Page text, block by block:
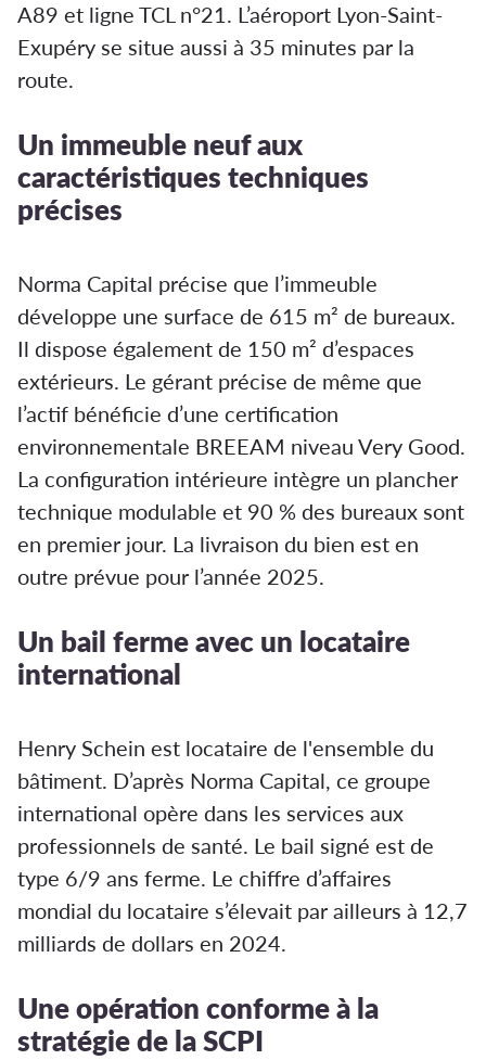
A89 et ligne TCL n°21. L’aéroport Lyon-Saint-
Exupéry se situe aussi à 35 minutes par la
route.
Un immeuble neuf aux
caractéristiques techniques
précises
Norma Capital précise que l’immeuble
développe une surface de 615 m² de bureaux.
Il dispose également de 150 m² d’espaces
extérieurs. Le gérant précise de même que
l’actif bénéficie d’une certification
environnementale BREEAM niveau Very Good.
La configuration intérieure intègre un plancher
technique modulable et 90 % des bureaux sont
en premier jour. La livraison du bien est en
outre prévue pour l’année 2025.
Un bail ferme avec un locataire
international
Henry Schein est locataire de l'ensemble du
bâtiment. D’après Norma Capital, ce groupe
international opère dans les services aux
professionnels de santé. Le bail signé est de
type 6/9 ans ferme. Le chiffre d’affaires
mondial du locataire s’élevait par ailleurs à 12,7
milliards de dollars en 2024.
Une opération conforme à la
stratégie de la SCPI